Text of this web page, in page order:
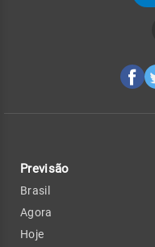
Previsão
Brasil
Agora
Hoje